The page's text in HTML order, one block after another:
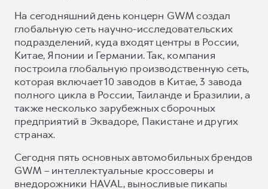
На сегодняшний день концерн GWM создал
глобальную сеть научно-исследовательских
подразделений, куда входят центры в России,
Китае, Японии и Германии. Так, компания
построила глобальную производственную сеть,
которая включает 10 заводов в Китае, 3 завода
полного цикла в России, Таиланде и Бразилии, а
также несколько зарубежных сборочных
предприятий в Эквадоре, Пакистане и других
странах.
Сегодня пять основных автомобильных брендов
GWM – интеллектуальные кроссоверы и
внедорожники HAVAL, выносливые пикапы